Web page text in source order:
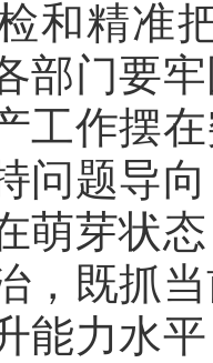
和精准
部门要
工作摆
问题导
萌芽状
，既抓
能力水